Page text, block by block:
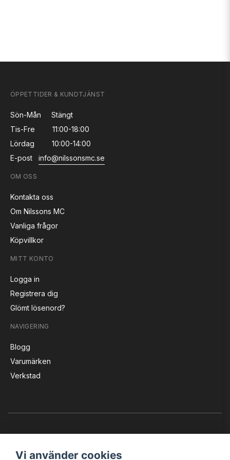
ÖPPETTIDER & KUNDTJÄNST
Sön-Mån
Stängt
Tis-Fre
11:00-18:00
Lördag
10:00-14:00
E-post
info@nilssonsmc.se
OM OSS
Kontakta oss
Om Nilssons MC
Vanliga frågor
Köpvillkor
MITT KONTO
Logga in
Registrera dig
Glömt lösenord?
NAVIGERING
Blogg
Varumärken
Verkstad
Vi använder cookies